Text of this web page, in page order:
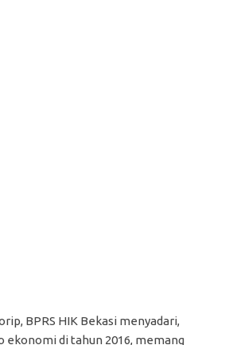
BPRS HIK Bekasi menyadari,
ekonomi di tahun 2016, memang